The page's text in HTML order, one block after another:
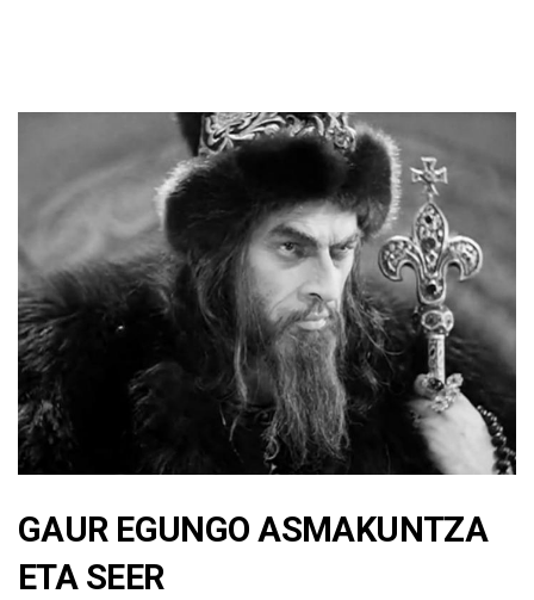
GAUR EGUNGO ASMAKUNTZA
ETA SEER